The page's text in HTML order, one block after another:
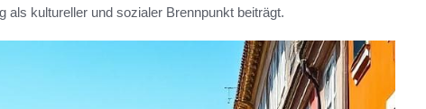
kultureller und sozialer Brennpunkt beiträgt.